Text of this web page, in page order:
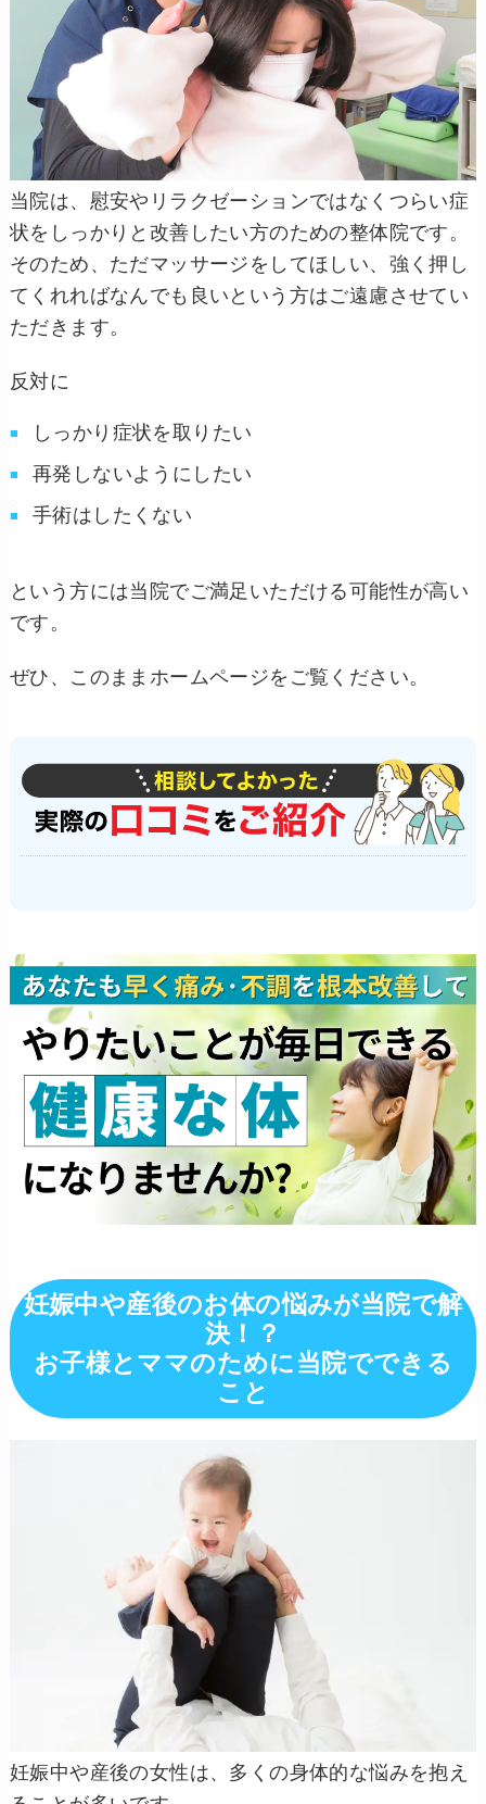
当院は、慰安やリラクゼーションではなくつらい症
状をしっかりと改善したい方のための整体院です。
そのため、ただマッサージをしてほしい、強く押し
てくれればなんでも良いという方はご遠慮させてい
ただきます。
反対に
しっかり症状を取りたい
再発しないようにしたい
手術はしたくない
という方には当院でご満足いただける可能性が高い
です。
ぜひ、このままホームページをご覧ください。
妊娠中や産後のお体の悩みが当院で解
決！？
お子様とママのために当院でできる
こと
妊娠中や産後の女性は、多くの身体的な悩みを抱え